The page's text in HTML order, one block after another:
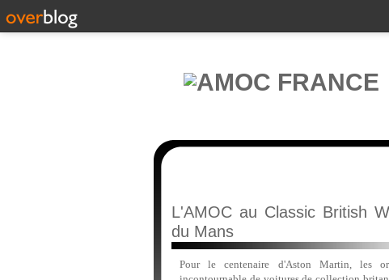
L'AMOC au Classic British
du Mans
Pour le centenaire d'Aston Martin, les